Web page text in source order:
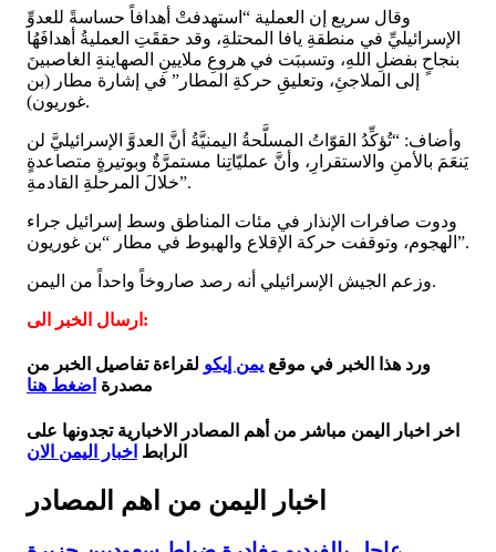
وقال سريع إن العملية “استهدفتْ أهدافاً حساسةً للعدوِّ
الإسرائيليِّ في منطقةِ يافا المحتلةِ، وقد حققَتِ العمليةُ أهدافَهُا
بنجاحٍ بفضلِ اللهِ، وتسببَت في هروعِ ملايينِ الصهاينةِ الغاصبينَ
إلى الملاجئِ، وتعليقِ حركةِ المطار” في إشارة مطار (بن
غوريون).
وأضاف: “تُؤكِّدُ القوّاتُ المسلَّحةُ اليمنيَّةُ أنَّ العدوَّ الإسرائيليَّ لن
يَنعَمَ بالأمنِ والاستقرارِ، وأنَّ عمليّاتِنا مستمرَّةٌ وبوتيرةٍ متصاعدةٍ
خلالَ المرحلةِ القادمةِ”.
ودوت صافرات الإنذار في مئات المناطق وسط إسرائيل جراء
الهجوم، وتوقفت حركة الإقلاع والهبوط في مطار “بن غوريون”.
وزعم الجيش الإسرائيلي أنه رصد صاروخاً واحداً من اليمن.
ارسال الخبر الى:
ورد هذا الخبر في موقع يمن إيكو لقراءة تفاصيل الخبر من
مصدرة اضغط هنا
اخر اخبار اليمن مباشر من أهم المصادر الاخبارية تجدونها على
الرابط اخبار اليمن الان
اخبار اليمن من اهم المصادر